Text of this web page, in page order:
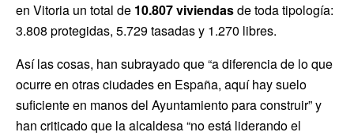
en Vitoria un total de 10.807 viviendasde toda tipología:
3.808 protegidas, 5.729 tasadas y 1.270 libres.
Así las cosas, han subrayado que “a diferencia de lo que
ocurre en otras ciudades en España, aquí hay suelo
suficiente en manos del Ayuntamiento para construir” y
han criticado que la alcaldesa “no está liderando el